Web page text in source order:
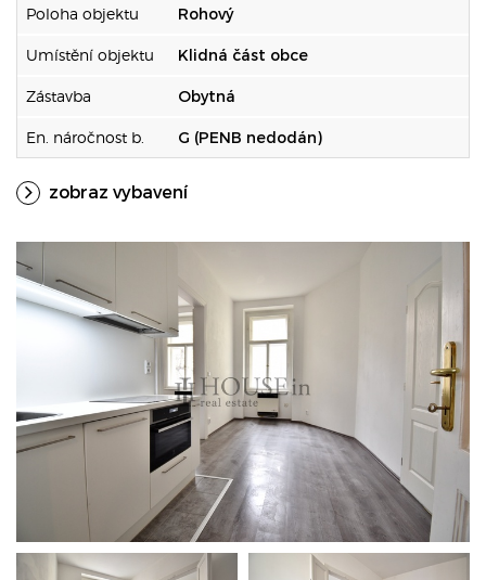
Poloha objektu Rohový
Umístění objektu Klidná část obce
Zástavba Obytná
En. náročnost b. G (PENB nedodán)
zobraz vybavení